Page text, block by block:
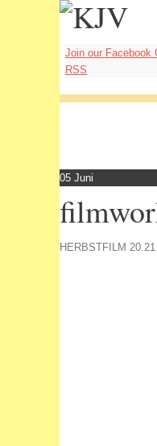
Join our Facebook
RSS
05 Juni
HERBSTFILM